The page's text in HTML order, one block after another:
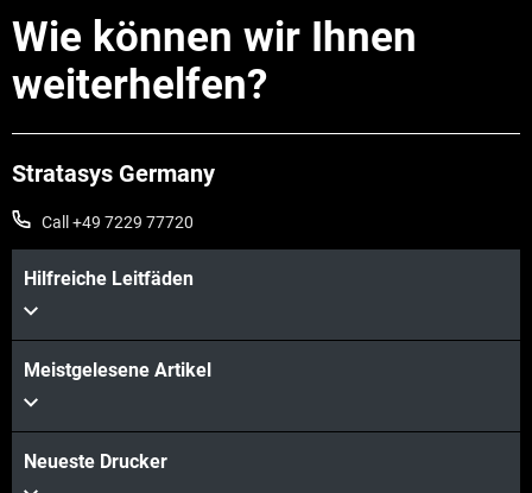
Wie können wir Ihnen
weiterhelfen?
Stratasys Germany
Call +49 7229 77720
Hilfreiche Leitfäden
Meistgelesene Artikel
Neueste Drucker